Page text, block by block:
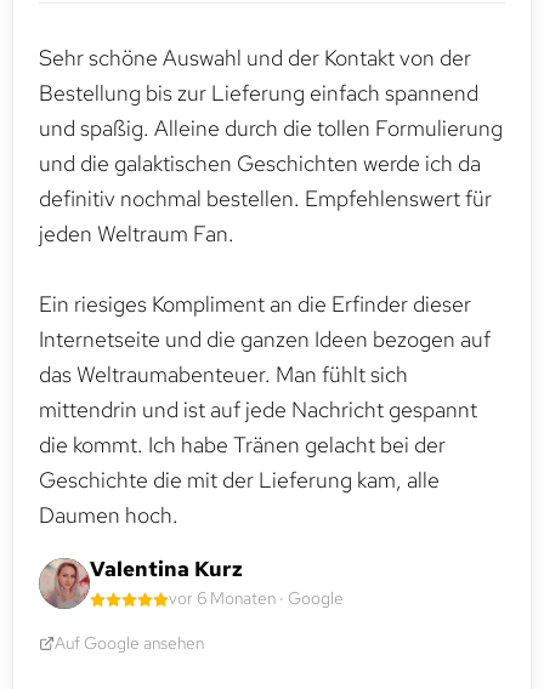
Sehr schöne Auswahl und der Kontakt von der
Bestellung bis zur Lieferung einfach spannend
und spaßig. Alleine durch die tollen Formulierung
und die galaktischen Geschichten werde ich da
definitiv nochmal bestellen. Empfehlenswert für
jeden Weltraum Fan.
Ein riesiges Kompliment an die Erfinder dieser
Internetseite und die ganzen Ideen bezogen auf
das Weltraumabenteuer. Man fühlt sich
mittendrin und ist auf jede Nachricht gespannt
die kommt. Ich habe Tränen gelacht bei der
Geschichte die mit der Lieferung kam, alle
Daumen hoch.
Valentina Kurz
vor 6 Monaten · Google
Auf Google ansehen